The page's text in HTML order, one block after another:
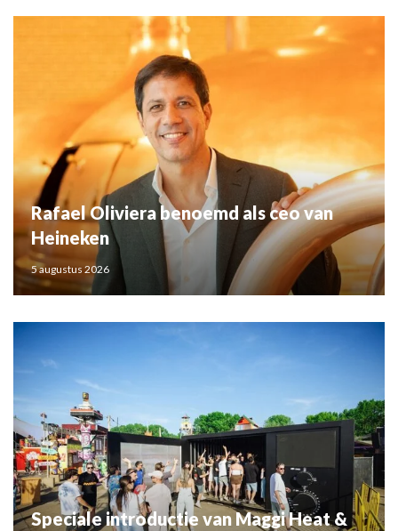
Rafael Oliviera benoemd als ceo van
Heineken
5 augustus 2026
Speciale introductie van Maggi Heat &